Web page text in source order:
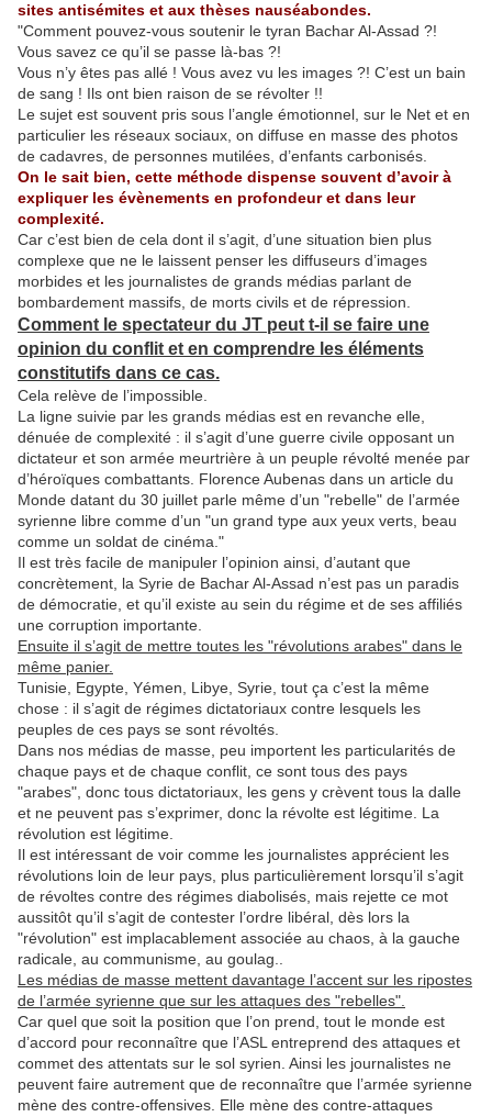
sites antisémites et aux thèses nauséabondes.
"Comment pouvez-vous soutenir le tyran Bachar Al-Assad ?!
Vous savez ce qu’il se passe là-bas ?!
Vous n’y êtes pas allé ! Vous avez vu les images ?! C’est un bain
de sang ! Ils ont bien raison de se révolter !!
Le sujet est souvent pris sous l’angle émotionnel, sur le Net et en
particulier les réseaux sociaux, on diffuse en masse des photos
de cadavres, de personnes mutilées, d’enfants carbonisés.
On le sait bien, cette méthode dispense souvent d’avoir à
expliquer les évènements en profondeur et dans leur
complexité.
Car c’est bien de cela dont il s’agit, d’une situation bien plus
complexe que ne le laissent penser les diffuseurs d’images
morbides et les journalistes de grands médias parlant de
bombardement massifs, de morts civils et de répression.
Comment le spectateur du JT peut t-il se faire une
opinion du conflit et en comprendre les éléments
constitutifs dans ce cas.
Cela relève de l’impossible.
La ligne suivie par les grands médias est en revanche elle,
dénuée de complexité : il s’agit d’une guerre civile opposant un
dictateur et son armée meurtrière à un peuple révolté menée par
d’héroïques combattants. Florence Aubenas dans un article du
Monde datant du 30 juillet parle même d’un "rebelle" de l’armée
syrienne libre comme d’un "un grand type aux yeux verts, beau
comme un soldat de cinéma."
Il est très facile de manipuler l’opinion ainsi, d’autant que
concrètement, la Syrie de Bachar Al-Assad n’est pas un paradis
de démocratie, et qu’il existe au sein du régime et de ses affiliés
une corruption importante.
Ensuite il s’agit de mettre toutes les "révolutions arabes" dans le
même panier.
Tunisie, Egypte, Yémen, Libye, Syrie, tout ça c’est la même
chose : il s’agit de régimes dictatoriaux contre lesquels les
peuples de ces pays se sont révoltés.
Dans nos médias de masse, peu importent les particularités de
chaque pays et de chaque conflit, ce sont tous des pays
"arabes", donc tous dictatoriaux, les gens y crèvent tous la dalle
et ne peuvent pas s’exprimer, donc la révolte est légitime. La
révolution est légitime.
Il est intéressant de voir comme les journalistes apprécient les
révolutions loin de leur pays, plus particulièrement lorsqu’il s’agit
de révoltes contre des régimes diabolisés, mais rejette ce mot
aussitôt qu’il s’agit de contester l’ordre libéral, dès lors la
"révolution" est implacablement associée au chaos, à la gauche
radicale, au communisme, au goulag..
Les médias de masse mettent davantage l’accent sur les ripostes
de l’armée syrienne que sur les attaques des "rebelles".
Car quel que soit la position que l’on prend, tout le monde est
d’accord pour reconnaître que l’ASL entreprend des attaques et
commet des attentats sur le sol syrien. Ainsi les journalistes ne
peuvent faire autrement que de reconnaître que l’armée syrienne
mène des contre-offensives. Elle mène des contre-attaques